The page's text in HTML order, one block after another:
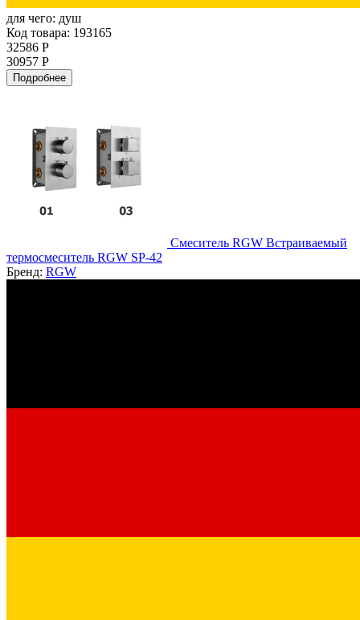
для чего: душ
Код товара: 193165
32586 Р
30957 Р
Подробнее
Смеситель RGW Встраиваемый
термосмеситель RGW SP-42
Бренд: RGW